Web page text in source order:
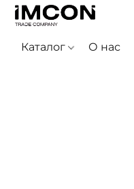
Каталог О нас